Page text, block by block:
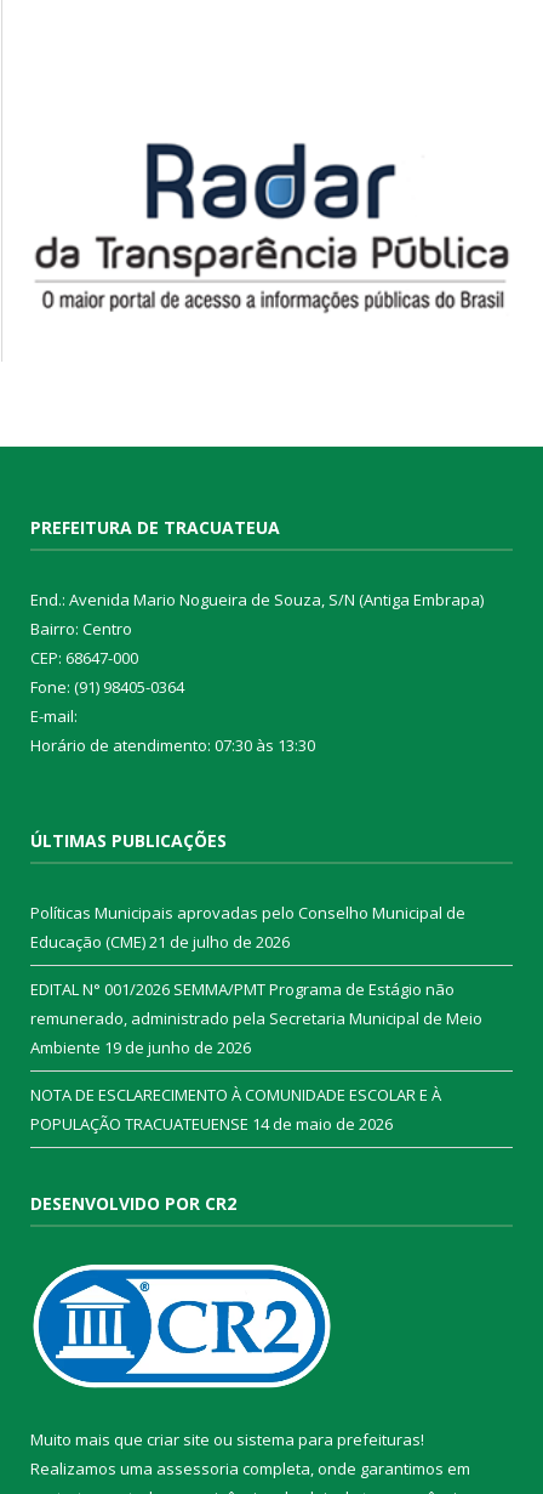
PREFEITURA DE TRACUATEUA
End.: Avenida Mario Nogueira de Souza, S/N (Antiga Embrapa)
Bairro: Centro
CEP: 68647-000
Fone: (91) 98405-0364
E-mail:
Horário de atendimento: 07:30 às 13:30
ÚLTIMAS PUBLICAÇÕES
Políticas Municipais aprovadas pelo Conselho Municipal de
Educação (CME)21 de julho de 2026
EDITAL N° 001/2026 SEMMA/PMT Programa de Estágio não
remunerado, administrado pela Secretaria Municipal de Meio
Ambiente 19 de junho de 2026
NOTA DE ESCLARECIMENTO À COMUNIDADE ESCOLAR E À
POPULAÇÃO TRACUATEUENSE 14 de maio de 2026
DESENVOLVIDO POR CR2
Muito mais que criar site ou sistema para prefeituras!
Realizamos uma assessoria completa, onde garantimos em